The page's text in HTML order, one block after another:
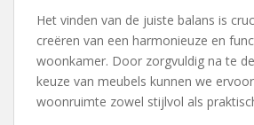
Het vinden van de juiste balans is
creëren van een harmonieuze en
woonkamer. Door zorgvuldig na te
keuze van meubels kunnen we
woonruimte zowel stijlvol als